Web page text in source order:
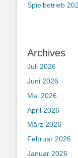
Spielbetrieb
Archives
Juli 2026
Juni 2026
Mai 2026
April 2026
März 2026
Februar 2026
Januar 2026